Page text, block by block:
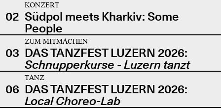
02
KONZERT
Südpol meets Kharkiv: Some
People
03
ZUM MITMACHEN
DAS TANZFEST LUZERN 2026:
Schnupperkurse - Luzern tanzt
06
TANZ
DAS TANZFEST LUZERN 2026:
Local Choreo-Lab